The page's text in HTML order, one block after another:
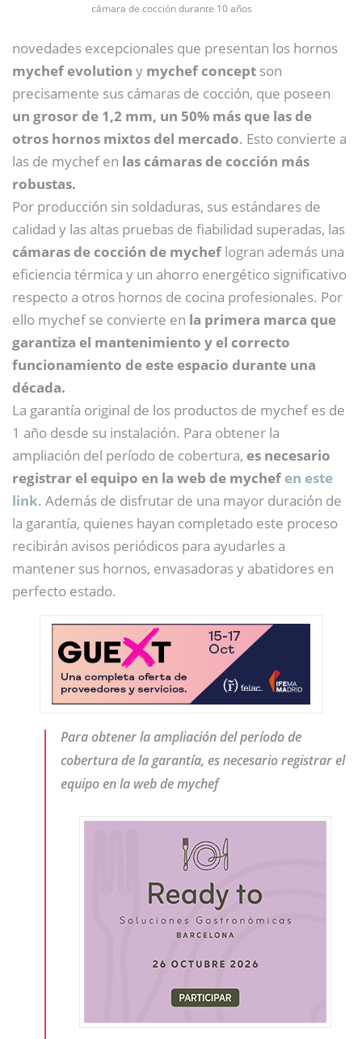
cámara de cocción durante 10 años
novedades excepcionales que presentan los hornos
mychef evolution y mychef concept son
precisamente sus cámaras de cocción, que poseen
un grosor de 1,2 mm, un 50% más que las de
otros hornos mixtos del mercado. Esto convierte a
las de mychef en las cámaras de cocción más
robustas.
Por producción sin soldaduras, sus estándares de
calidad y las altas pruebas de fiabilidad superadas, las
cámaras de cocción de mychef logran además una
eficiencia térmica y un ahorro energético significativo
respecto a otros hornos de cocina profesionales. Por
ello mychef se convierte en la primera marca que
garantiza el mantenimiento y el correcto
funcionamiento de este espacio durante una
década.
La garantía original de los productos de mychef es de
1 año desde su instalación. Para obtener la
ampliación del período de cobertura, es necesario
registrar el equipo en la web de mychef en este
link. Además de disfrutar de una mayor duración de
la garantía, quienes hayan completado este proceso
recibirán avisos periódicos para ayudarles a
mantener sus hornos, envasadoras y abatidores en
perfecto estado.
Para obtener la ampliación del período de
cobertura de la garantía, es necesario registrar el
equipo en la web de mychef